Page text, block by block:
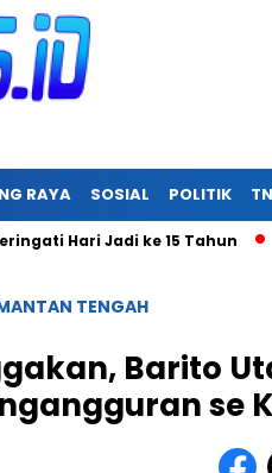
RAYA SOSIAL POLITIK
Jadi ke 15 Tahun HUT ke
TENGAH
Barito
se